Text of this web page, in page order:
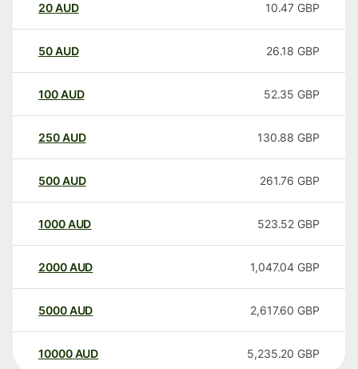
20AUD 10.47 GBP
50AUD 26.18 GBP
100AUD 52.35 GBP
250AUD 130.88 GBP
500AUD 261.76 GBP
1000AUD 523.52 GBP
2000AUD 1,047.04 GBP
5000AUD 2,617.60 GBP
10000 AUD 5,235.20 GBP